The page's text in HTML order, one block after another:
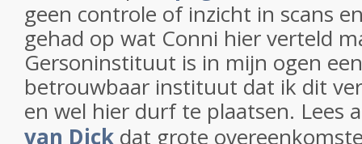
geen controle of inzicht in scans
gehad op wat Conni hier verteld
Gersoninstituut is in mijn ogen
betrouwbaar instituut dat ik dit
en wel hier durf te plaatsen. Lees
van Dick dat grote